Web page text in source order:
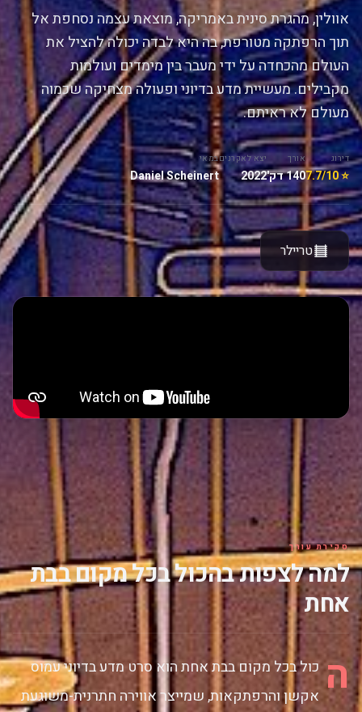
אוולין, מהגרת סינית באמריקה, מוצאת עצמה נסחפת אל
תוך הרפתקה מטורפת, בה היא לבדה יכולה להציל את
העולם מהכחדה על ידי מעבר בין מימדים ועולמות
מקבילים. מעשיית מדע בדיוני ופעולה מצחיקה שכמוה
מעולם לא ראיתם.
דירוג
⭐ 7.7/10
אורך
140 דק'
יצא לאקרנים
2022
במאי
Daniel Scheinert
טריילר
סקירת עורך
למה לצפות בהכול בכל מקום בבת
אחת
ה כול בכל מקום בבת אחת הוא סרט מדע בדיוני עמוס
אקשן והרפתקאות, שמייצר אווירה חתרנית-משוגעת